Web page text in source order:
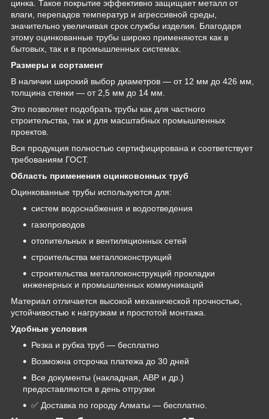
цинка. Такое покрытие эффективно защищает металл от
влаги, перепадов температур и агрессивной среды,
значительно увеличивая срок службы изделия. Благодаря
этому оцинкованные трубы широко применяются как в
бытовых, так и в промышленных системах.
Размеры и сортамент
В наличии широкий выбор диаметров — от 12 мм до 426 мм,
толщина стенки — от 2,5 мм до 14 мм.
Это позволяет подобрать трубы как для частного
строительства, так и для масштабных промышленных
проектов.
Вся продукция полностью сертифицирована и соответствует
требованиям ГОСТ.
Область применения оцинковонных труб
Оцинкованные трубы используются для:
систем водоснабжения и водоотведения
газопроводов
отопительных и вентиляционных сетей
строительства металлоконструкций
строительства металлоконструкций прокладки
инженерных и промышленных коммуникаций
Материал отличается высокой механической прочностью,
устойчивостью к нагрузкам и простотой монтажа.
Удобные условия
Резка и рубка труб — бесплатно
Возможна отсрочка платежа до 30 дней
Все документы (накладная, АВР и др.)
предоставляются в день отгрузки
✅ Доставка по городу Алматы — бесплатно.